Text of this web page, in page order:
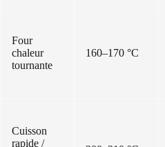
Four
chaleur
tournante
160–170 °C
Cuisson
rapide /